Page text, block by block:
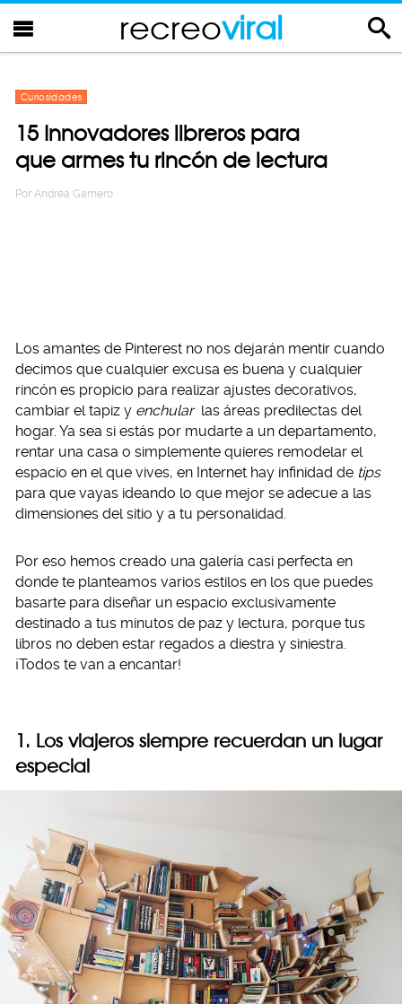
recreoviral
Curiosidades
15 Innovadores libreros para
que armes tu rincón de lectura
Por Andrea Gamero
Los amantes de Pinterest no nos dejarán mentir cuando
decimos que cualquier excusa es buena y cualquier
rincón es propicio para realizar ajustes decorativos,
cambiar el tapiz y enchular las áreas predilectas del
hogar. Ya sea si estás por mudarte a un departamento,
rentar una casa o simplemente quieres remodelar el
espacio en el que vives, en Internet hay infinidad de tips
para que vayas ideando lo que mejor se adecue a las
dimensiones del sitio y a tu personalidad.
Por eso hemos creado una galería casi perfecta en
donde te planteamos varios estilos en los que puedes
basarte para diseñar un espacio exclusivamente
destinado a tus minutos de paz y lectura, porque tus
libros no deben estar regados a diestra y siniestra.
¡Todos te van a encantar!
1. Los viajeros siempre recuerdan un lugar
especial